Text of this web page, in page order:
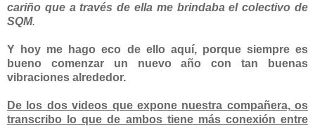
cariño que a través de ella me brindaba el colectivo de
SQM.
Y hoy me hago eco de ello aquí, porque siempre es
bueno comenzar un nuevo año con tan buenas
vibraciones alrededor.
De los dos videos que expone nuestra compañera, os
transcribo lo que de ambos tienemás conexión entre